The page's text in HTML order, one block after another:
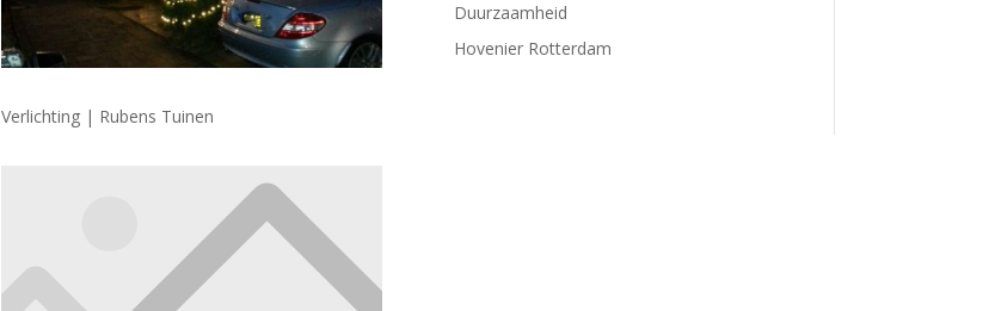
Verlichting | Rubens Tuinen
Duurzaamheid
Hovenier Rotterdam